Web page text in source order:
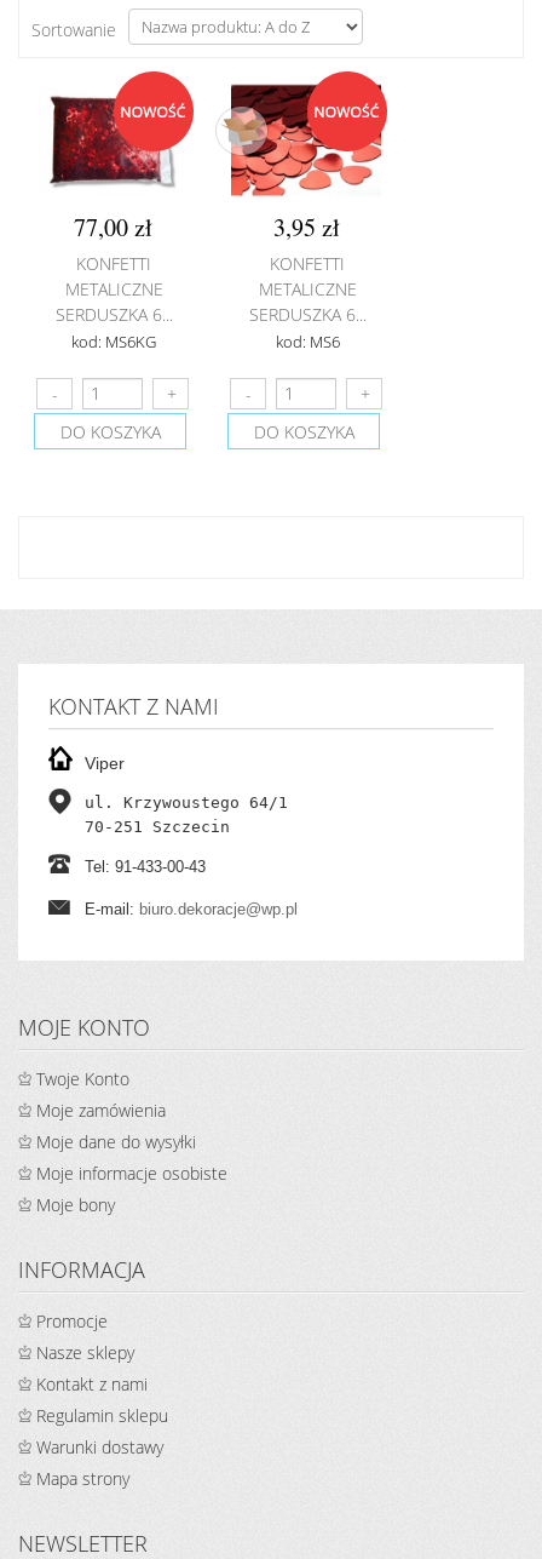
Sortowanie
77,00 zł
KONFETTI
METALICZNE
SERDUSZKA 6...
kod: MS6KG
DO KOSZYKA
3,95 zł
KONFETTI
METALICZNE
SERDUSZKA 6...
kod: MS6
DO KOSZYKA
KONTAKT Z NAMI
Viper
ul. Krzywoustego 64/1
70-251 Szczecin
Tel: 91-433-00-43
E-mail: biuro.dekoracje@wp.pl
MOJE KONTO
Twoje Konto
Moje zamówienia
Moje dane do wysyłki
Moje informacje osobiste
Moje bony
INFORMACJA
Promocje
Nasze sklepy
Kontakt z nami
Regulamin sklepu
Warunki dostawy
Mapa strony
NEWSLETTER